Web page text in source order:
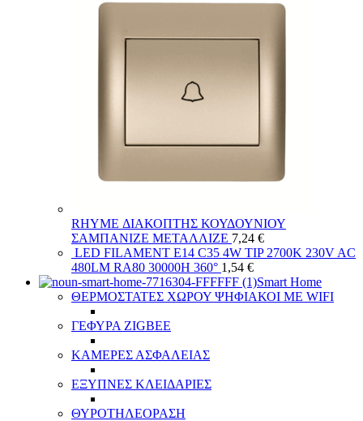
RHYME ΔΙΑΚΟΠΤΗΣ ΚΟΥΔΟΥΝΙΟΥ
ΣΑΜΠΑΝΙΖΕ ΜΕΤΑΛΛΙΖΕ 7,24 €
LED FILAMENT E14 C35 4W TIP 2700K 230V AC
480LM RA80 30000H 360° 1,54 €
Smart Home
ΘΕΡΜΟΣΤΑΤΕΣ ΧΩΡΟΥ ΨΗΦΙΑΚΟΙ ΜΕ WIFI
ΓΕΦΥΡΑ ZIGBEE
ΚΑΜΕΡΕΣ ΑΣΦΑΛΕΙΑΣ
ΕΞΥΠΝΕΣ ΚΛΕΙΔΑΡΙΕΣ
ΘΥΡΟΤΗΛΕΟΡΑΣΗ